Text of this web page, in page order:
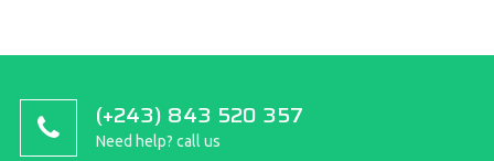
(+243) 843 520 357
Need help? call us